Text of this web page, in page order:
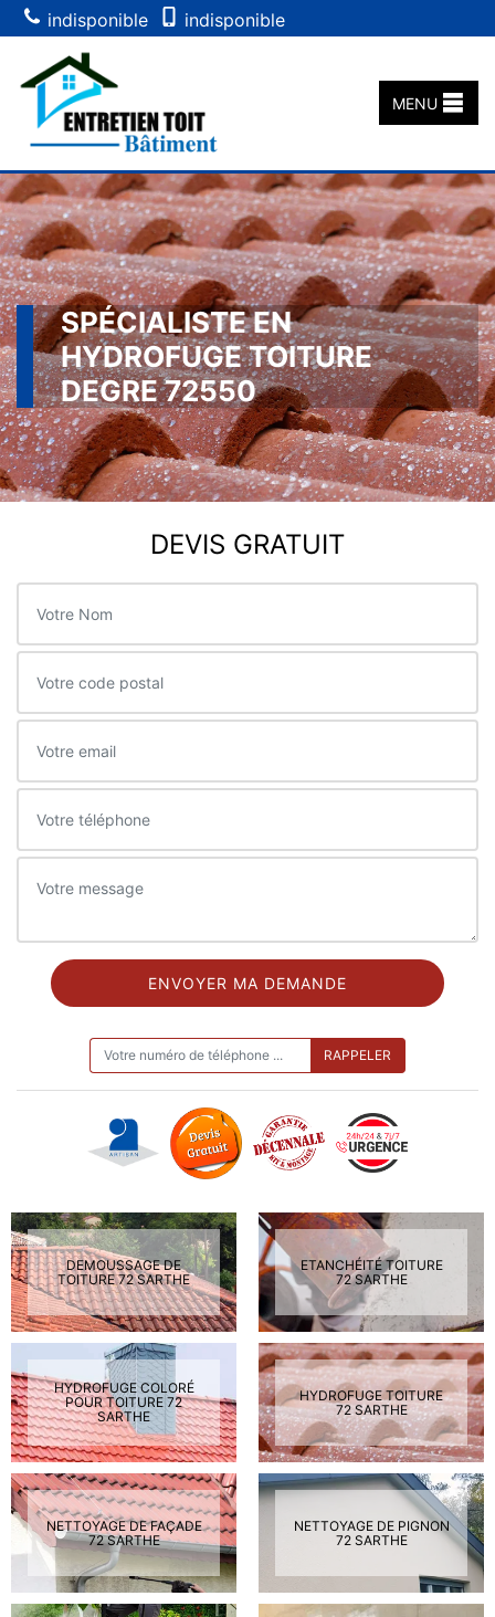
indisponible indisponible
MENU
SPÉCIALISTE EN
HYDROFUGE TOITURE
DEGRE 72550
DEVIS GRATUIT
DEMOUSSAGE DE
TOITURE 72 SARTHE
ETANCHÉITÉ TOITURE
72 SARTHE
HYDROFUGE COLORÉ
POUR TOITURE 72
SARTHE
HYDROFUGE TOITURE
72 SARTHE
NETTOYAGE DE FAÇADE
72 SARTHE
NETTOYAGE DE PIGNON
72 SARTHE